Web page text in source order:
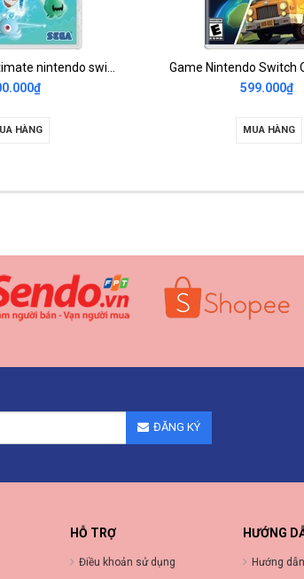
HÀNG
599.000₫
MUA HÀNG
ĐĂNG KÝ
HỖ TRỢ
Điều khoản sử dụng
HƯỚNG
Hướng